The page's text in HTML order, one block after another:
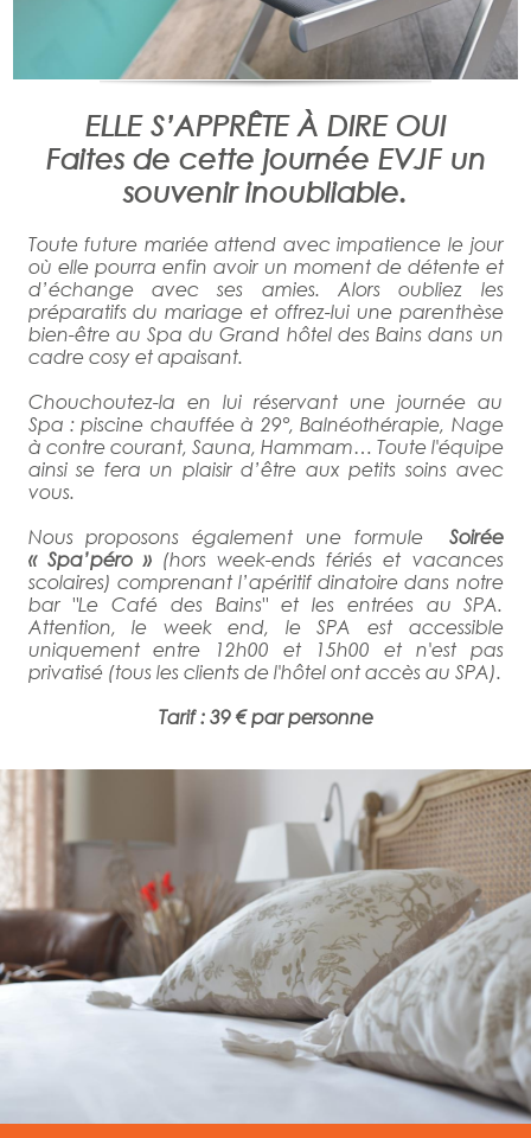
ELLE S’APPRÊTE À DIRE OUI
Faites de cette journée EVJF un
souvenir inoubliable.
Toute future mariée attend avec impatience le jour
où elle pourra enfin avoir un moment de détente et
d’échange avec ses amies. Alors oubliez les
préparatifs du mariage et offrez-lui une parenthèse
bien-être au Spa du Grand hôtel des Bains dans un
cadre cosy et apaisant.
Chouchoutez-la en lui réservant une journée au
Spa : piscine chauffée à 29°, Balnéothérapie, Nage
à contre courant, Sauna, Hammam… Toute l'équipe
ainsi se fera un plaisir d’être aux petits soins avec
vous.
Nous proposons également une formuleSoirée
« Spa’péro »(hors week-ends fériés et vacances
scolaires) comprenant l’apéritif dinatoire dans notre
bar "Le Café des Bains" et les entrées au SPA.
Attention, le week end, le SPA est accessible
uniquement entre 12h00 et 15h00 et n'est pas
privatisé (tous les clients de l'hôtel ont accès au SPA).
Tarif : 39 €par personne